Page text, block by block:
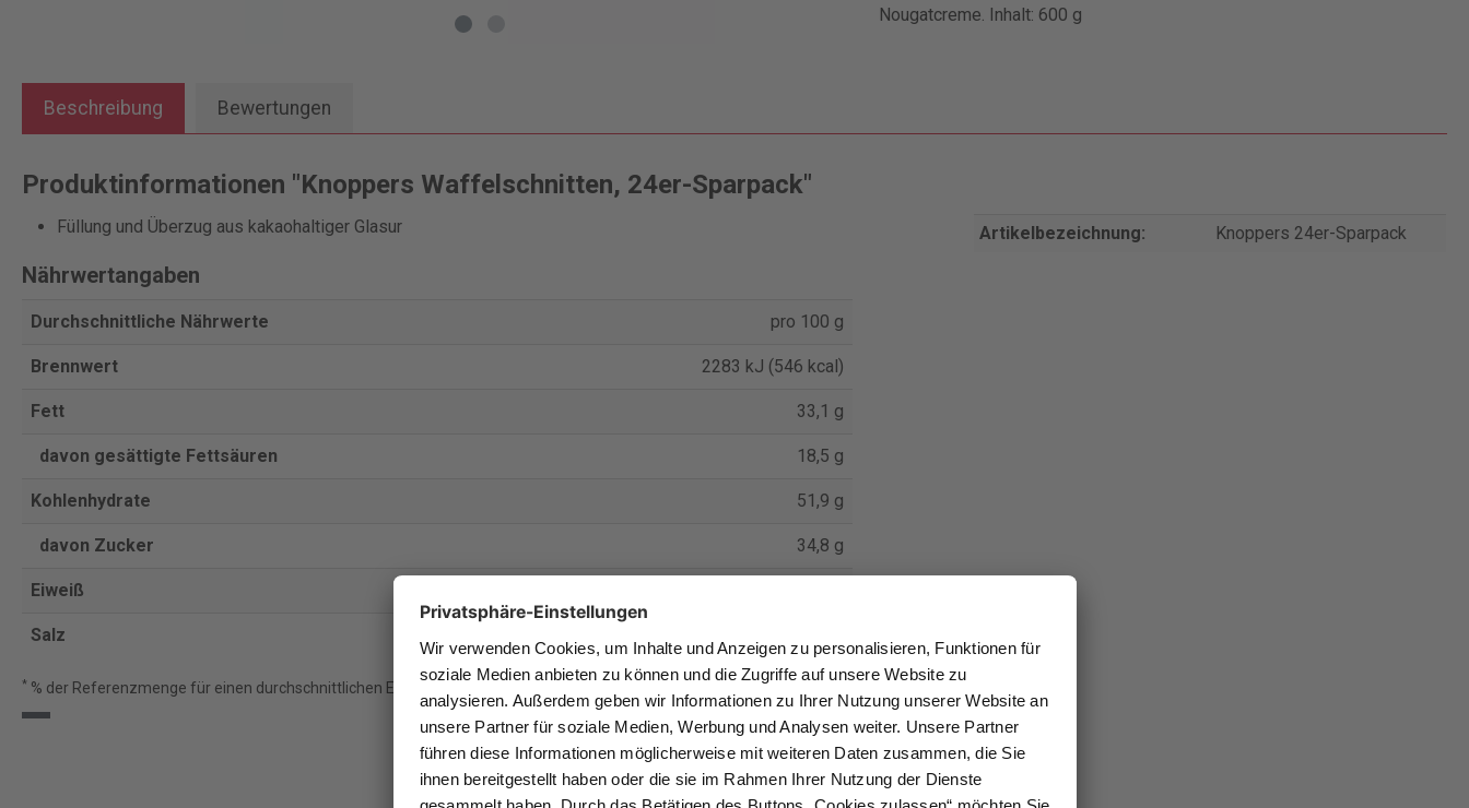
Nougatcreme. Inhalt: 600 g
Beschreibung Bewertungen
Produktinformationen "Knoppers Waffelschnitten, 24er-Sparpack"
Füllung und Überzug aus kakaohaltiger Glasur
Nährwertangaben
Durchschnittliche Nährwerte pro 100 g
Brennwert 2283 kJ (546 kcal)
Fett 33,1 g
davon gesättigte Fettsäuren 18,5 g
Kohlenhydrate 51,9 g
davon Zucker 34,8 g
Eiweiß
Salz
* % der Referenzmenge für einen durchschnittlichen Erwachsenen (8400 kJ / 2000 kcal)
Artikelbezeichnung: Knoppers 24er-Sparpack